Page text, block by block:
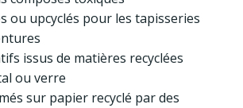
ou upcyclés pour les tapisseries
issus de matières recyclées
ou verre
sur papier recyclé par des